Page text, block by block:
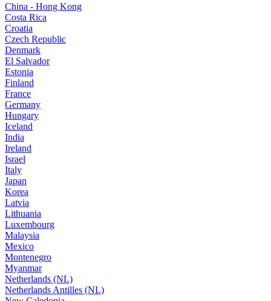
China - Hong Kong
Costa Rica
Croatia
Czech Republic
Denmark
El Salvador
Estonia
Finland
France
Germany
Hungary
Iceland
India
Ireland
Israel
Italy
Japan
Korea
Latvia
Lithuania
Luxembourg
Malaysia
Mexico
Montenegro
Myanmar
Netherlands (NL)
Netherlands Antilles (NL)